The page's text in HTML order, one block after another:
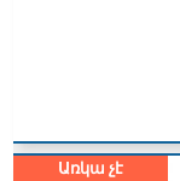
Առկա չէ